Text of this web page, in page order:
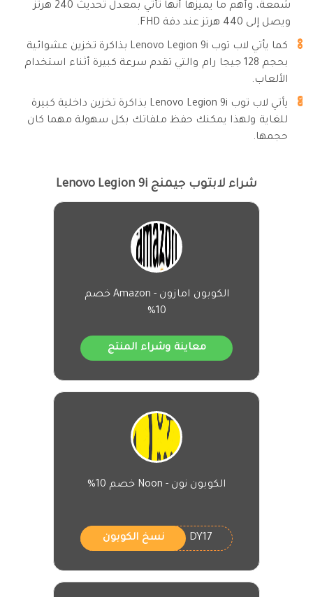
شمعة، وأهم ما يميزها أنها تأتي بمعدل تحديث 240 هرتز
ويصل إلى 440 هرتز عند دقة FHD.
كما يأتي لاب توب Lenovo Legion 9i بذاكرة تخزين عشوائية
بحجم 128 جيجا رام والتي تقدم سرعة كبيرة أثناء استخدام
الألعاب.
يأتي لاب توب Lenovo Legion 9i بذاكرة تخزين داخلية كبيرة
للغاية ولهذا يمكنك حفظ ملفاتك بكل سهولة مهما كان
حجمها.
شراء لابتوب جيمنج Lenovo Legion 9i
الكوبون امازون - Amazon خصم
10%
معاينة وشراء المنتج
الكوبون نون - Noon خصم 10%
DY17 نسخ الكوبون